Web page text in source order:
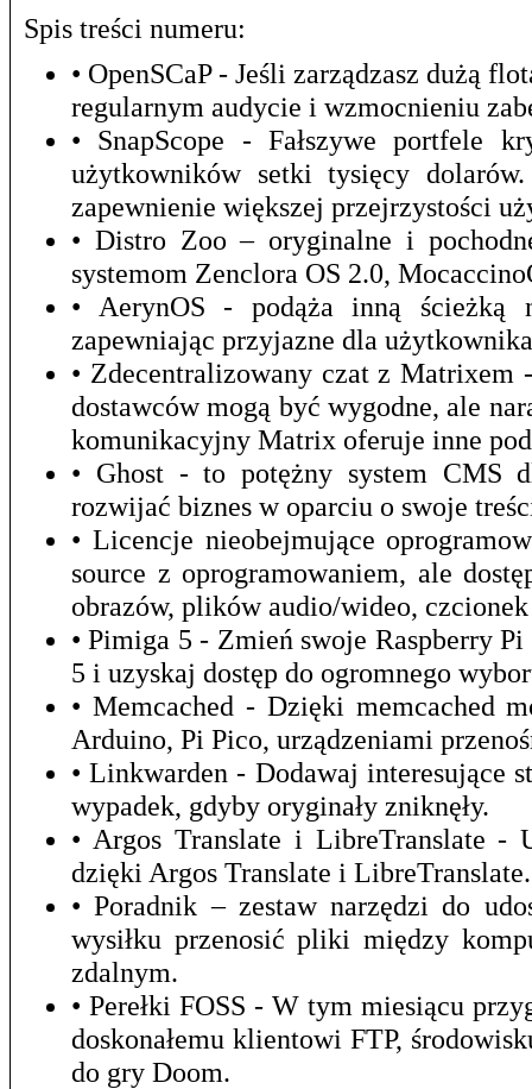
Spis treści numeru:
• OpenSCaP - Jeśli zarządzasz dużą
regularnym audycie i wzmocnieniu
• SnapScope - Fałszywe portfele
użytkowników setki tysięcy
zapewnienie większej przejrzystości
• Distro Zoo – oryginalne i
systemom Zenclora OS 2.0,
• AerynOS - podąża inną ścieżką
zapewniając przyjazne dla
• Zdecentralizowany czat z
dostawców mogą być wygodne, ale
komunikacyjny Matrix oferuje inne
• Ghost - to potężny system CMS
rozwijać biznes w oparciu o swoje
• Licencje nieobejmujące
source z oprogramowaniem, ale
obrazów, plików audio/wideo,
• Pimiga 5 - Zmień swoje Raspberry
5 i uzyskaj dostęp do ogromnego
• Memcached - Dzięki memcached
Arduino, Pi Pico, urządzeniami
• Linkwarden - Dodawaj interesujące
wypadek, gdyby oryginały zniknęły.
• Argos Translate i LibreTranslate -
dzięki Argos Translate i LibreTranslate.
• Poradnik – zestaw narzędzi do
wysiłku przenosić pliki między
zdalnym.
• Perełki FOSS - W tym miesiącu
doskonałemu klientowi FTP,
do gry Doom.